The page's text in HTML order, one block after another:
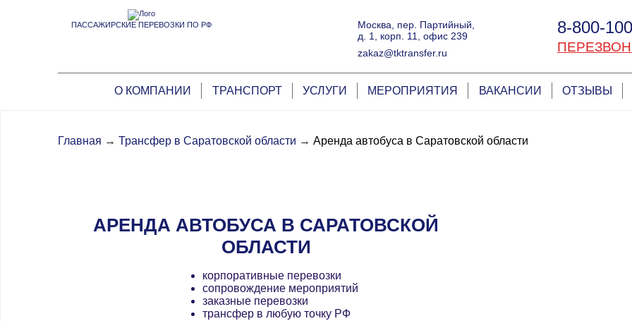
ПАССАЖИРСКИЕ ПЕРЕВОЗКИ ПО РФ 8-800-
Москва, пер. Партийный,
д. 1, корп. 11, офис 239
zakaz@tktransfer.ru
О КОМПАНИИ ТРАНСПОРТ УСЛУГИ МЕРОПРИЯТИЯ ВАКАНСИИ ОТЗЫВЫ
Главная → Трансфер в Саратовской области → Аренда автобуса в Саратовской области
АРЕНДА АВТОБУСА В САРАТОВСКОЙ
ОБЛАСТИ
корпоративные перевозки
сопровождение мероприятий
заказные перевозки
трансфер в любую точку РФ